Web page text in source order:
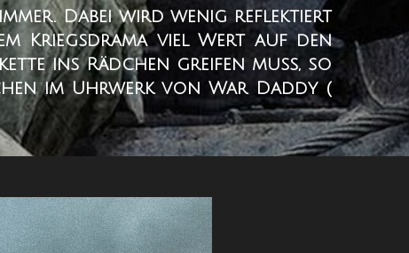
Dabei wird wenig reflektiert
Kriegsdrama viel Wert auf den
ins Rädchen greifen muss, so
im Uhrwerk von War Daddy (